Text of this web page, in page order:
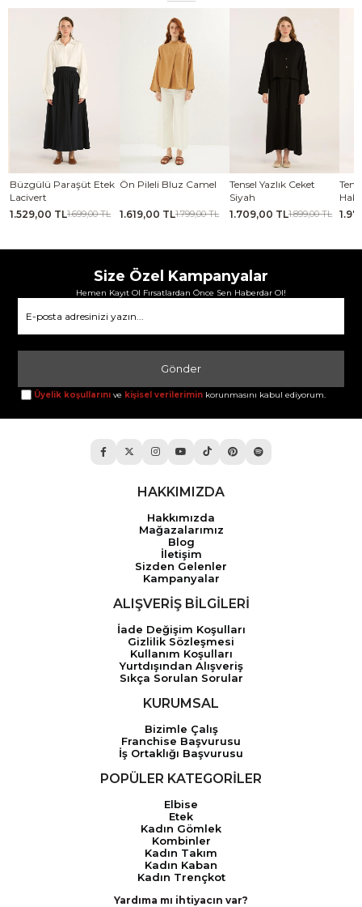
Ön Pileli Bluz Camel
1.619,00 TL1.799,00 TL
Tensel Yazlık Ceket
1.709,00 TL1.899,00 TL
Tensel Jile Elbise Açık
Haki
1.979,00 TL2.199,00 TL
Size Özel Kampanyalar
Hemen Kayıt Ol Fırsatlardan Önce Sen Haberdar Ol!
Gönder
Üyelik koşullarını ve kişisel verilerimin korunmasını kabul ediyorum.
HAKKIMIZDA
Hakkımızda
Mağazalarımız
Blog
İletişim
Sizden Gelenler
Kampanyalar
ALIŞVERİŞ BİLGİLERİ
İade Değişim Koşulları
Gizlilik Sözleşmesi
Kullanım Koşulları
Yurtdışından Alışveriş
Sıkça Sorulan Sorular
KURUMSAL
Bizimle Çalış
Franchise Başvurusu
İş Ortaklığı Başvurusu
POPÜLER KATEGORİLER
Elbise
Etek
Kadın Gömlek
Kombinler
Kadın Takım
Kadın Kaban
Kadın Trençkot
Yardıma mı ihtiyacın var?